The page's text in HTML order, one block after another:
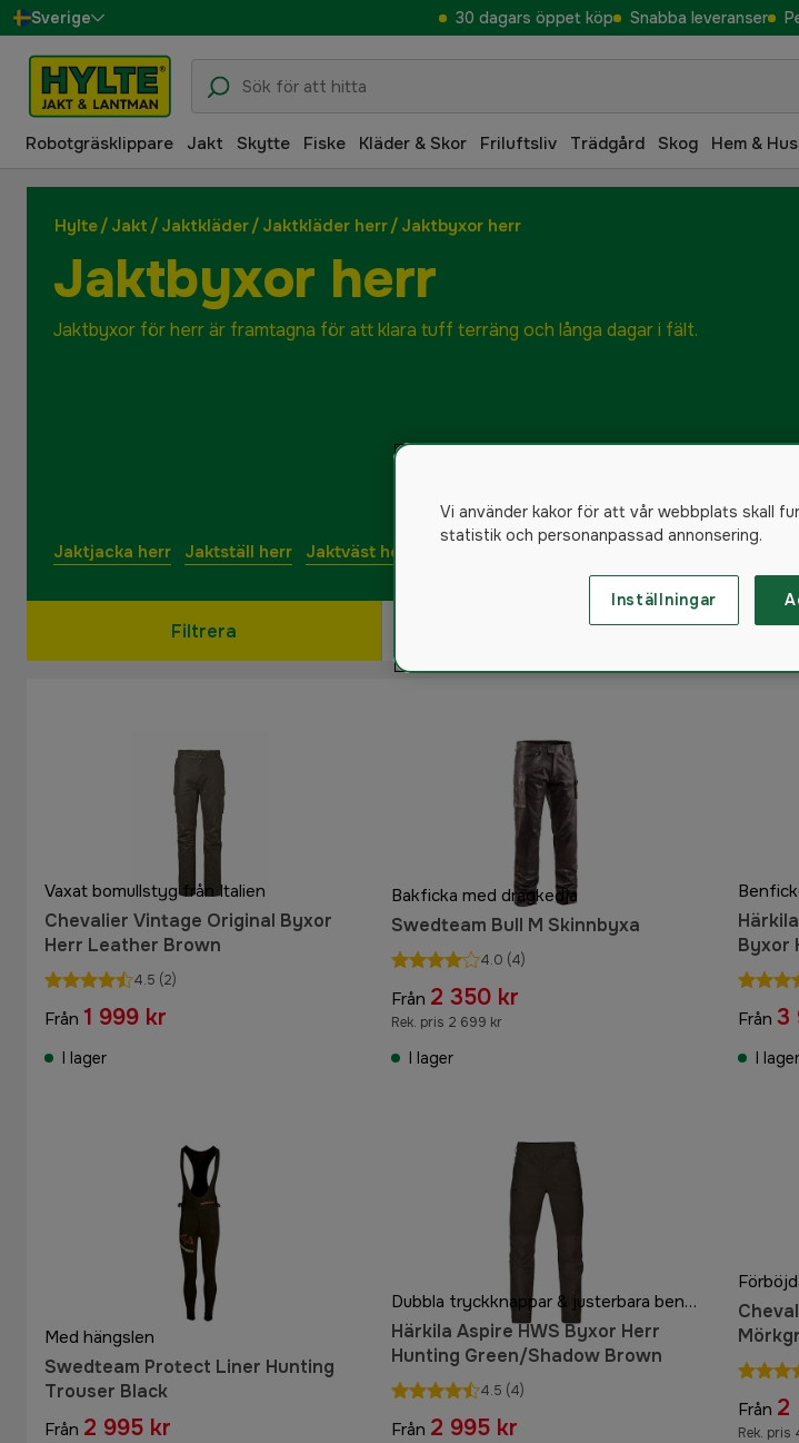
Sverige
Danmark
Suomi
Norge
30 dagars öppet köp Snabba leveranser
Robotgräsklippare Jakt Skytte Fiske Kläder & Skor Friluftsliv Trädgård Skog Hem &
Hylte/ Jakt / Jaktkläder/ Jaktkläder herr/ Jaktbyxor herr
Jaktbyxor herr
Jaktbyxor för herr är framtagna för att klara tuff terräng och långa dagar i fält.
Jaktjacka herr Jaktställ herr Jaktväst herr
Filtrera
Vaxat bomullstyg från Italien
Chevalier Vintage Original Byxor
Herr Leather Brown
4.5 (2)
Från 1 999 kr
I lager
Bakficka med dragkedja
Swedteam Bull M Skinnbyxa
4.0 (4)
Från 2 350 kr
Rek. pris 2 699 kr
I lager
Byxor
Från 3
I lager
Med hängslen
Swedteam Protect Liner Hunting
Trouser Black
Från 2 995 kr
Dubbla tryckknappar & justerbara benslut
Härkila Aspire HWS Byxor Herr
Hunting Green/Shadow Brown
4.5 (4)
Från 2 995 kr
Från 2
Rek. pris
Vi använder kakor för att vår webbplats skall
statistik och personanpassad annonsering.
Inställningar